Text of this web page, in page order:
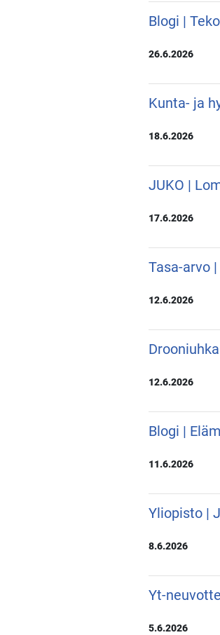
Blogi |
26.6.2026
Kunta- ja
18.6.2026
JUKO |
17.6.2026
Tasa-arvo
12.6.2026
12.6.2026
Blogi |
11.6.2026
Yliopisto |
8.6.2026
Yt-
5.6.2026